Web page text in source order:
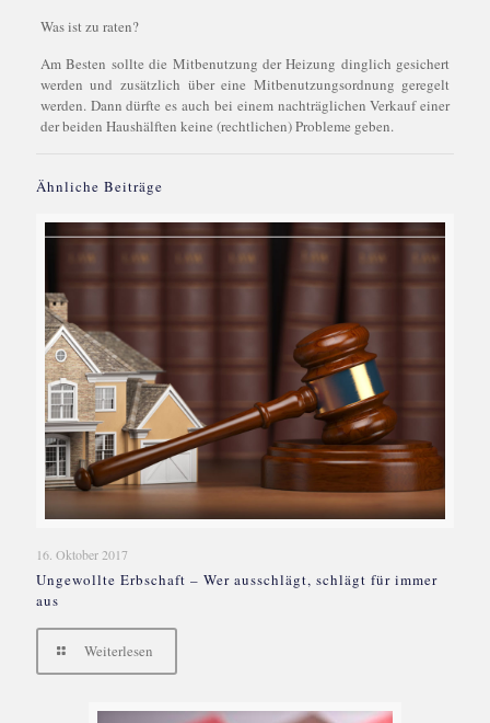
Was ist zu raten?
Am Besten sollte die Mitbenutzung der Heizung dinglich gesichert
werden und zusätzlich über eine Mitbenutzungsordnung geregelt
werden. Dann dürfte es auch bei einem nachträglichen Verkauf einer
der beiden Haushälften keine (rechtlichen) Probleme geben.
Ähnliche Beiträge
16. Oktober 2017
Ungewollte Erbschaft – Wer ausschlägt, schlägt für immer
aus
Weiterlesen